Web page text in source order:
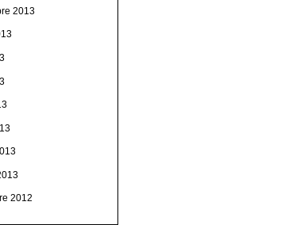
2013
2012